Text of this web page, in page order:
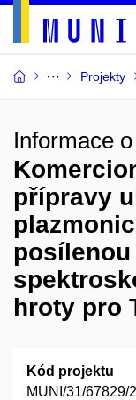
Projekty
Informace
přípravy
posílenou
hroty pro
Kód projektu
MUNI/31/67829/